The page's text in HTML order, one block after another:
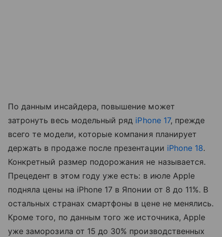
По данным инсайдера, повышение может
затронуть весь модельный ряд iPhone 17, прежде
всего те модели, которые компания планирует
держать в продаже после презентации iPhone 18.
Конкретный размер подорожания не называется.
Прецедент в этом году уже есть: в июле Apple
подняла цены на iPhone 17 в Японии от 8 до 11%. В
остальных странах смартфоны в цене не менялись.
Кроме того, по данным того же источника, Apple
уже заморозила от 15 до 30% производственных